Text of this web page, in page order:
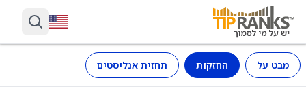
מבט על החזקות תחזית אנליסטים